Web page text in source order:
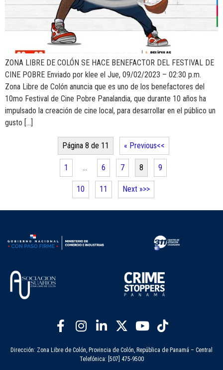
ZONA LIBRE DE COLÓN SE HACE BENEFACTOR DEL FESTIVAL DE
CINE POBRE Enviado por klee el Jue, 09/02/2023 – 02:30 p.m.
Zona Libre de Colón anuncia que es uno de los benefactores del
10mo Festival de Cine Pobre Panalandia, que durante 10 años ha
impulsado la creación de cine local, para desarrollar en el público un
gusto […]
Página 8 de 11 « Previous
1 … 6 7 8 9
10 11 Next »
Dirección: Zona Libre de Colón, Provincia de Colón, República de Panamá – Central
Telefónica: [507] 475-9500